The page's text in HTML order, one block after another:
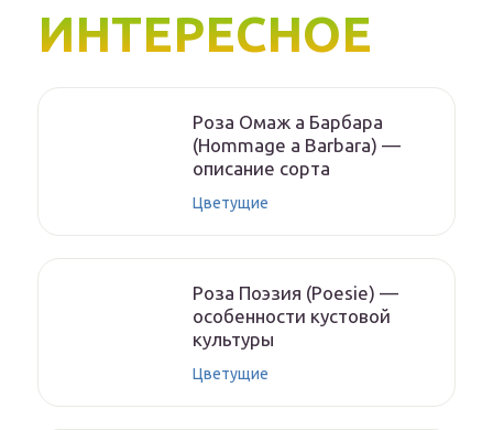
ИНТЕРЕСНОЕ
Роза Омаж а Барбара
(Hommage a Barbara) —
описание сорта
Цветущие
Роза Поэзия (Poesie) —
особенности кустовой
культуры
Цветущие